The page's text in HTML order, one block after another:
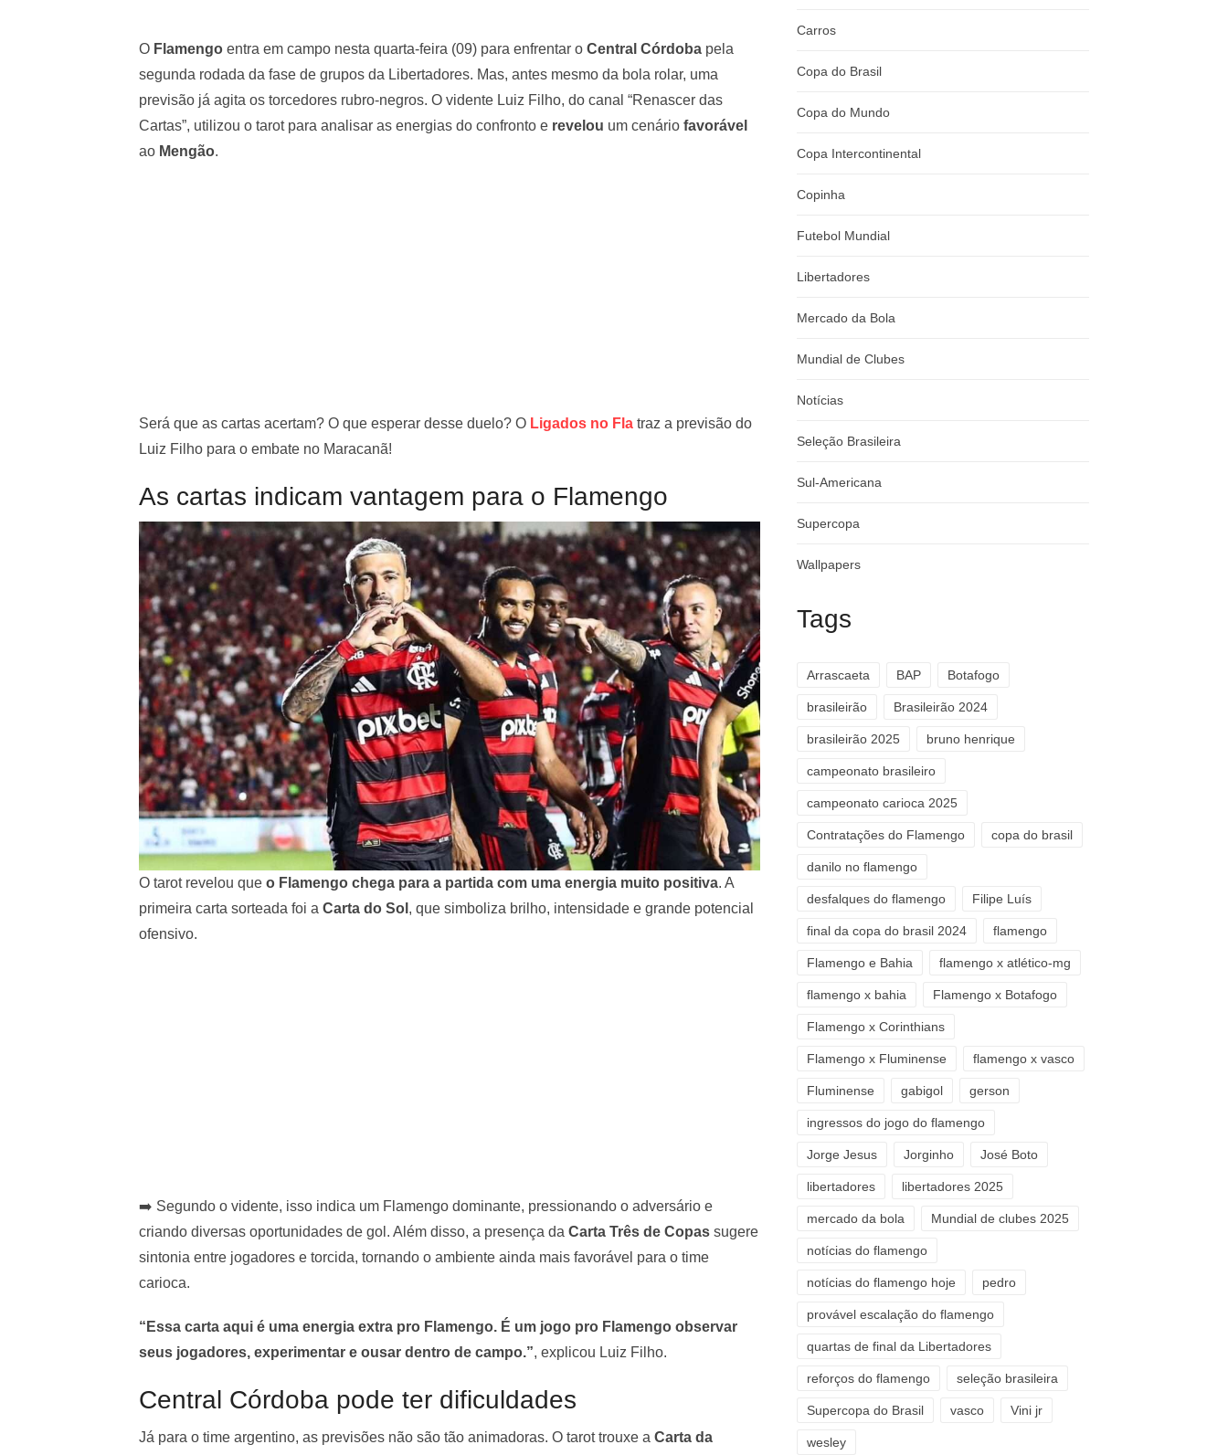
O Flamengo entra em campo nesta quarta-feira (09) para enfrentar o Central Córdoba pela
segunda rodada da fase de grupos da Libertadores. Mas, antes mesmo da bola rolar, uma
previsão já agita os torcedores rubro-negros. O vidente Luiz Filho, do canal “Renascer das
Cartas”, utilizou o tarot para analisar as energias do confronto e revelou um cenário favorável
ao Mengão.
Será que as cartas acertam? O que esperar desse duelo? O Ligados no Fla traz a previsão do
Luiz Filho para o embate no Maracanã!
As cartas indicam vantagem para o Flamengo
O tarot revelou que o Flamengo chega para a partida com uma energia muito positiva. A
primeira carta sorteada foi a Carta do Sol , que simboliza brilho, intensidade e grande potencial
ofensivo.
➡️ Segundo o vidente, isso indica um Flamengo dominante, pressionando o adversário e
criando diversas oportunidades de gol. Além disso, a presença da Carta Três de Copas sugere
sintonia entre jogadores e torcida, tornando o ambiente ainda mais favorável para o time
carioca.
“Essa carta aqui é uma energia extra pro Flamengo. É um jogo pro Flamengo observar
seus jogadores, experimentar e ousar dentro de campo.”, explicou Luiz Filho.
Central Córdoba pode ter dificuldades
Já para o time argentino, as previsões não são tão animadoras. O tarot trouxe a Carta da
Carros
Copa do Brasil
Copa do Mundo
Copa Intercontinental
Copinha
Futebol Mundial
Libertadores
Mercado da Bola
Mundial de Clubes
Notícias
Seleção Brasileira
Sul-Americana
Supercopa
Wallpapers
Tags
Arrascaeta BAP Botafogo
brasileirão Brasileirão 2024
brasileirão 2025 bruno henrique
campeonato brasileiro
campeonato carioca 2025
Contratações do Flamengo copa do brasil
danilo no flamengo
desfalques do flamengo Filipe Luís
final da copa do brasil 2024 flamengo
Flamengo e Bahia flamengo x atlético-mg
flamengo x bahia Flamengo x Botafogo
Flamengo x Corinthians
Flamengo x Fluminense flamengo x vasco
Fluminense gabigol gerson
ingressos do jogo do flamengo
Jorge Jesus Jorginho José Boto
libertadores libertadores 2025
mercado da bola Mundial de clubes 2025
notícias do flamengo
notícias do flamengo hoje pedro
provável escalação do flamengo
quartas de final da Libertadores
reforços do flamengo seleção brasileira
Supercopa do Brasil vasco Vini jr
wesley